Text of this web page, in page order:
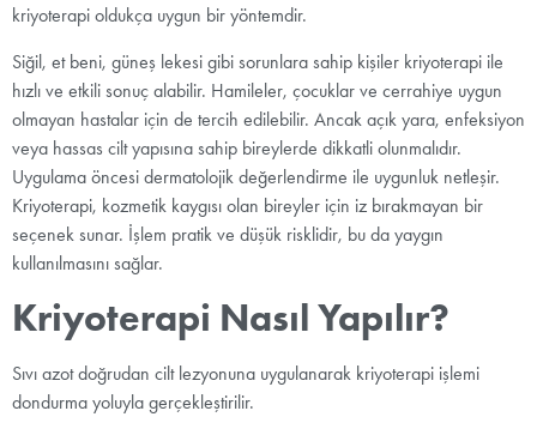
kriyoterapi oldukça uygun bir yöntemdir.
Siğil, et beni, güneş lekesi gibi sorunlara sahip kişiler kriyoterapi ile
hızlı ve etkili sonuç alabilir. Hamileler, çocuklar ve cerrahiye uygun
olmayan hastalar için de tercih edilebilir. Ancak açık yara, enfeksiyon
veya hassas cilt yapısına sahip bireylerde dikkatli olunmalıdır.
Uygulama öncesi dermatolojik değerlendirme ile uygunluk netleşir.
Kriyoterapi, kozmetik kaygısı olan bireyler için iz bırakmayan bir
seçenek sunar. İşlem pratik ve düşük risklidir, bu da yaygın
kullanılmasını sağlar.
Kriyoterapi Nasıl Yapılır?
Sıvı azot doğrudan cilt lezyonuna uygulanarak kriyoterapi işlemi
dondurma yoluyla gerçekleştirilir.